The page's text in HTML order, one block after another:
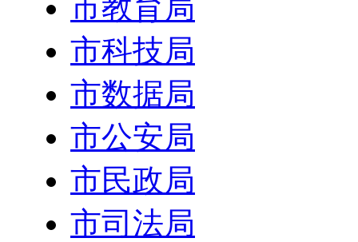
市教育局
市科技局
市数据局
市公安局
市民政局
市司法局